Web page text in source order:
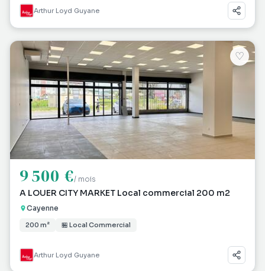
Arthur Loyd Guyane
♡
9 500 €/ mois
A LOUER CITY MARKET Local commercial 200 m2
Cayenne
200 m² 🏪 Local Commercial
Arthur Loyd Guyane